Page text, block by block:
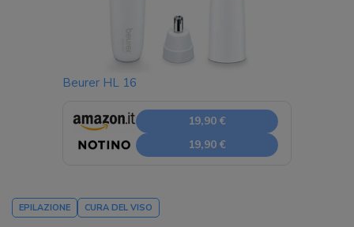
Beurer HL 16
19,90 €
19,90 €
EPILAZIONE CURA DEL VISO